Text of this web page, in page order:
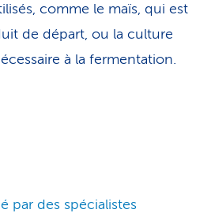
comme le maïs, qui est
de départ, ou la culture
à la fermentation.
par des spécialistes